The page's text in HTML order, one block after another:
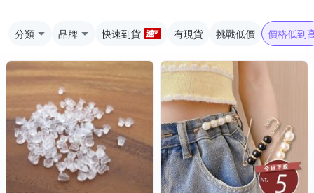
分類 品牌 快速到貨 有現貨 挑戰低價 價格低到